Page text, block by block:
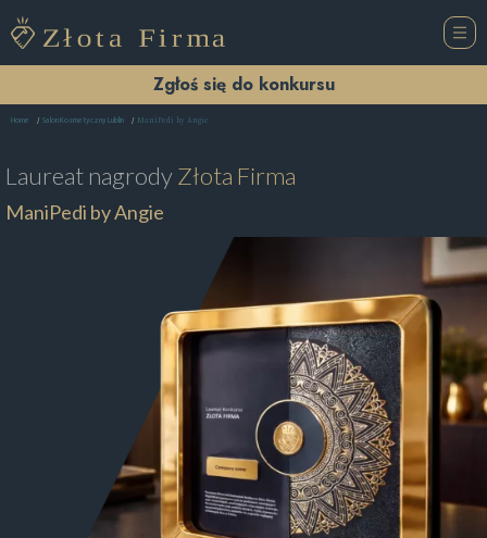
Zgłoś się do konkursu
Home Salon Kosmetyczny Lublin ManiPedi by Angie
Laureat nagrodyZłota Firma
ManiPedi by Angie